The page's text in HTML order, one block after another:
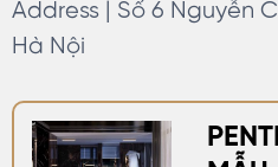
Address | Số 6 Nguyễn
Hà Nội